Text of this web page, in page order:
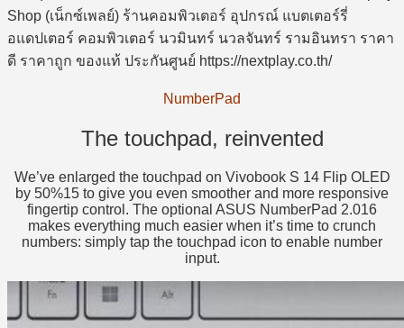
NumberPad
The touchpad, reinvented
We’ve enlarged the touchpad on Vivobook S 14 Flip OLED
by 50%15 to give you even smoother and more responsive
fingertip control. The optional ASUS NumberPad 2.016
makes everything much easier when it’s time to crunch
numbers: simply tap the touchpad icon to enable number
input.